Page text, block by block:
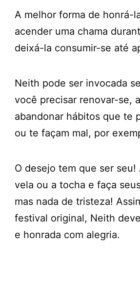
A melhor forma de honrá-
acender uma chama
deixá-la consumir-se até
Neith pode ser invocada
você precisar renovar-se,
abandonar hábitos que te
ou te façam mal, por
O desejo tem que ser seu!
vela ou a tocha e faça
mas nada de tristeza!
festival original, Neith
e honrada com alegria.